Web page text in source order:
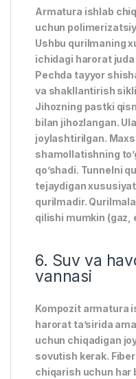
Armatura ishlab
uchun
Ushbu qurilmaning
ichidagi harorat
Pechda tayyor
va shakllantirish
Jihozning pastki
bilan jihozlangan.
joylashtirilgan.
shamollatishning
qo’shadi. Tunnelni
tejaydigan
qurilmadir.
qilishi mumkin (gaz,
6. Suv va
vannasi
Kompozit armatura
harorat ta’sirida
uchun chiqadigan
sovutish kerak.
chiqarish uchun har